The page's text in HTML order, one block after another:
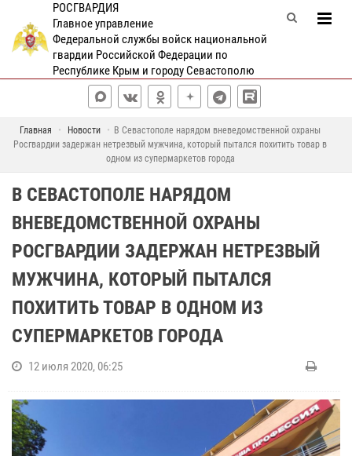
РОСГВАРДИЯ
Главное управление
Федеральной службы войск национальной
гвардии Российской Федерации по
Республике Крым и городу Севастополю
Главная Новости
В Севастополе нарядом вневедомственной охраны
Росгвардии задержан нетрезвый мужчина, который пытался похитить товар в
одном из супермаркетов города
В СЕВАСТОПОЛЕ НАРЯДОМ
ВНЕВЕДОМСТВЕННОЙ ОХРАНЫ
РОСГВАРДИИ ЗАДЕРЖАН НЕТРЕЗВЫЙ
МУЖЧИНА, КОТОРЫЙ ПЫТАЛСЯ
ПОХИТИТЬ ТОВАР В ОДНОМ ИЗ
СУПЕРМАРКЕТОВ ГОРОДА
12 июля 2020, 06:25